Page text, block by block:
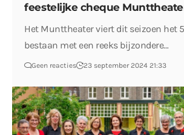
feestelijke cheque
Het Munttheater viert dit seizoen het
bestaan met een reeks bijzondere…
Geen reacties 23 september 2024 21:33